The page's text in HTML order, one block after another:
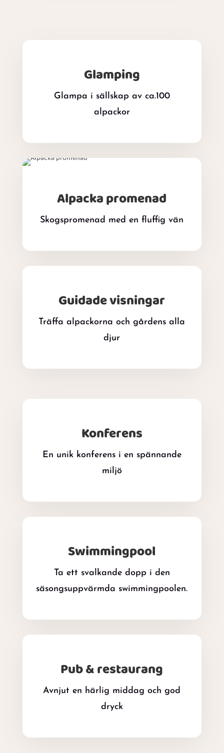
Glamping
Glampa i sällskap av ca.100
alpackor
Alpacka promenad
Skogspromenad med en fluffig vän
Guidade visningar
Träffa alpackorna och gårdens alla
djur
Konferens
En unik konferens i en spännande
miljö
Swimmingpool
Ta ett svalkande dopp i den
säsongsuppvärmda swimmingpoolen.
Pub & restaurang
Avnjut en härlig middag och god
dryck